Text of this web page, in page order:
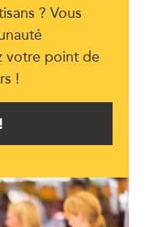
? Vous
votre point de
!